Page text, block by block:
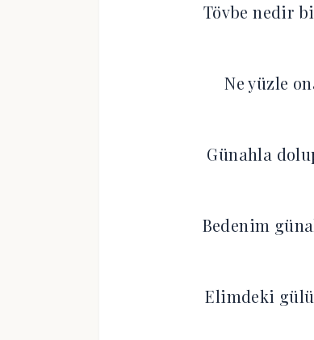
Tövbe nedir
Ne yüzle
Günahla
Bedenim
Elimdeki